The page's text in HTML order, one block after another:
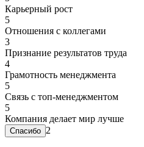
Карьерный рост
5
Отношения с коллегами
3
Признание результатов труда
4
Грамотность менеджмента
5
Связь с топ-менеджментом
5
Компания делает мир лучше
2